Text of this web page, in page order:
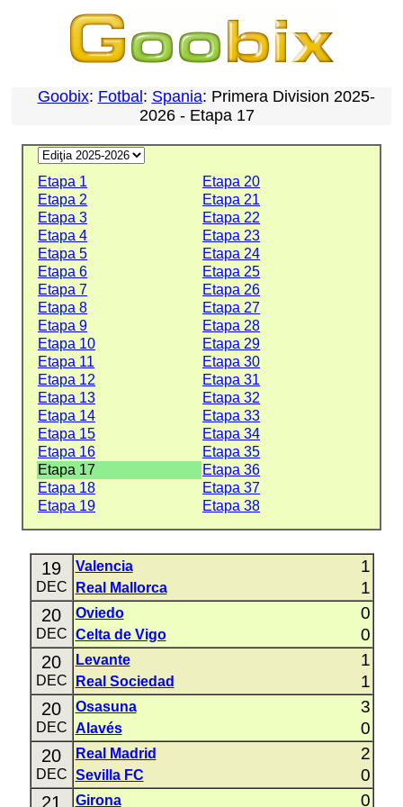
Goobix: Fotbal : Spania: Primera Division 2025-
2026 - Etapa 17
Etapa 1
Etapa 20
Etapa 2
Etapa 21
Etapa 3
Etapa 22
Etapa 4
Etapa 23
Etapa 5
Etapa 24
Etapa 6
Etapa 25
Etapa 7
Etapa 26
Etapa 8
Etapa 27
Etapa 9
Etapa 28
Etapa 10
Etapa 29
Etapa 11
Etapa 30
Etapa 12
Etapa 31
Etapa 13
Etapa 32
Etapa 14
Etapa 33
Etapa 15
Etapa 34
Etapa 16
Etapa 35
Etapa 17
Etapa 36
Etapa 18
Etapa 37
Etapa 19
Etapa 38
19
DEC
Valencia 1
Real Mallorca 1
20
DEC
Oviedo 0
Celta de Vigo 0
20
DEC
Levante 1
Real Sociedad 1
20
DEC
Osasuna 3
Alavés 0
20
DEC
Real Madrid 2
Sevilla FC 0
21 Girona 0